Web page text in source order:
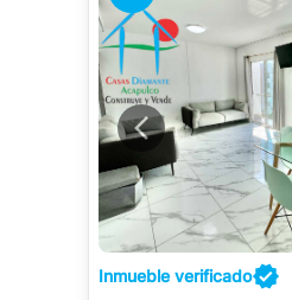
Inmueble verificado